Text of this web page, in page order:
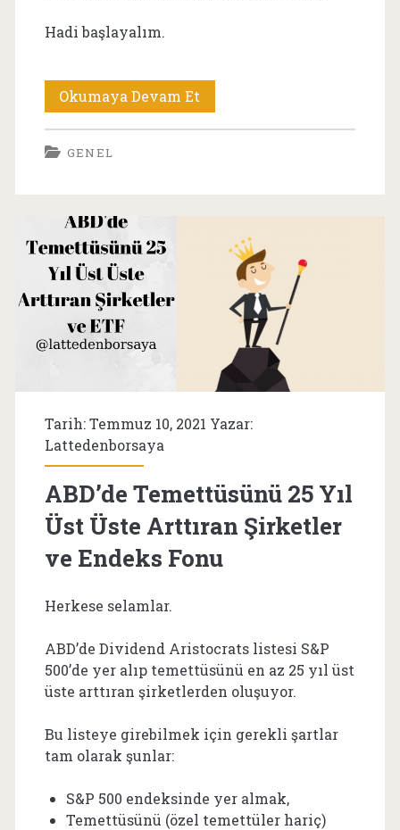
Hadi başlayalım.
Okumaya Devam Et
Hakkındaki
GENEL
Tarih: Temmuz 10, 2021 Yazar:
Lattedenborsaya
ABD’de Temettüsünü 25 Yıl
Üst Üste Arttıran Şirketler
ve Endeks Fonu
Herkese selamlar.
ABD’de Dividend Aristocrats listesi S&P
500’de yer alıp temettüsünü en az 25 yıl üst
üste arttıran şirketlerden oluşuyor.
Bu listeye girebilmek için gerekli şartlar
tam olarak şunlar:
S&P 500 endeksinde yer almak,
Temettüsünü (özel temettüler hariç)